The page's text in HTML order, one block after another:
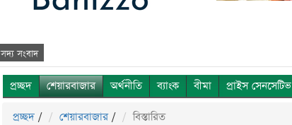
সদ্য সংবাদ
প্রচ্ছদ শেয়ারবাজার অর্থনীতি ব্যাংক বীমা প্রাইস সেনসেটিভ
প্রচ্ছদ / শেয়ারবাজার / বিস্তারিত